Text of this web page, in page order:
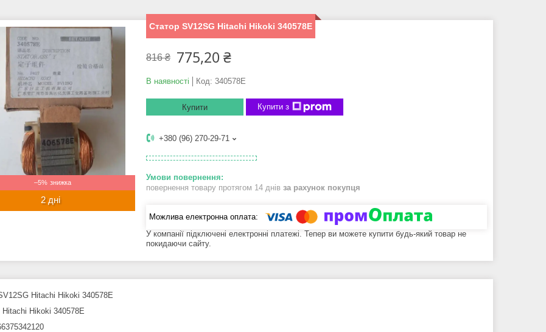
–5%
2 дні
Статор SV12SG Hitachi Hikoki 340578E
816 ₴ 775,20 ₴
В наявності Код: 340578E
Купити Купити з
+380 (96) 270-29-71
повернення товару протягом 14 днів за рахунок покупця
У компанії підключені електронні платежі. Тепер ви можете купити будь-який товар не
покидаючи сайту.
Hitachi Hikoki 340578E
Hitachi Hikoki 340578E